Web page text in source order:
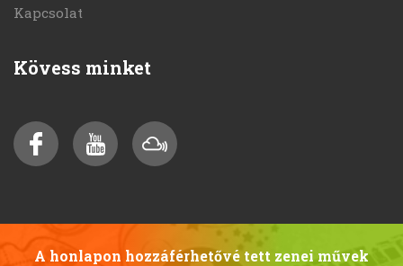
Kapcsolat
Kövess minket
A honlapon hozzáférhetővé tett zenei művek